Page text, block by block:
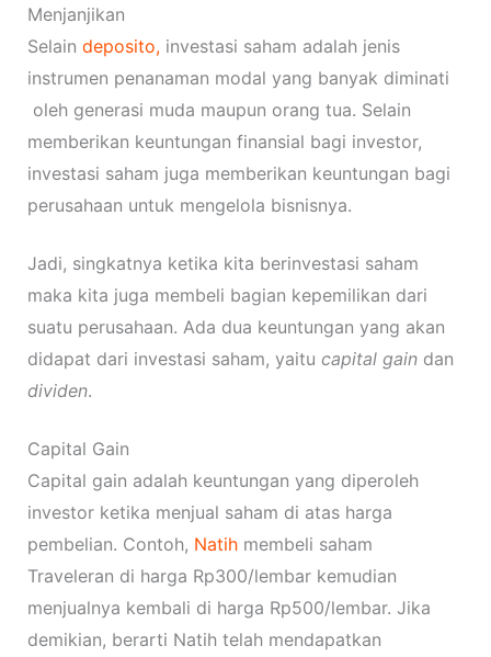
Menjanjikan
Selain deposito,investasi saham adalah jenis
instrumen penanaman modal yang banyak diminati
oleh generasi muda maupun orang tua. Selain
memberikan keuntungan finansial bagi investor,
investasi saham juga memberikan keuntungan bagi
perusahaan untuk mengelola bisnisnya.
Jadi, singkatnya ketika kita berinvestasi saham
maka kita juga membeli bagian kepemilikan dari
suatu perusahaan. Ada dua keuntungan yang akan
didapat dari investasi saham, yaitu capital gaindan
dividen.
Capital Gain
Capital gain adalah keuntungan yang diperoleh
investor ketika menjual saham di atas harga
pembelian. Contoh, Natihmembeli saham
Traveleran di harga Rp300/lembar kemudian
menjualnya kembali di harga Rp500/lembar. Jika
demikian, berarti Natih telah mendapatkan